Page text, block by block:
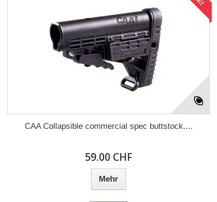
CAA Collapsible commercial spec buttstock....
59.00 CHF
Mehr